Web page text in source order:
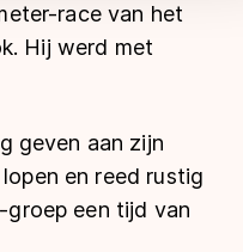
race van het
Hij werd met
geven aan zijn
en reed rustig
groep een tijd van